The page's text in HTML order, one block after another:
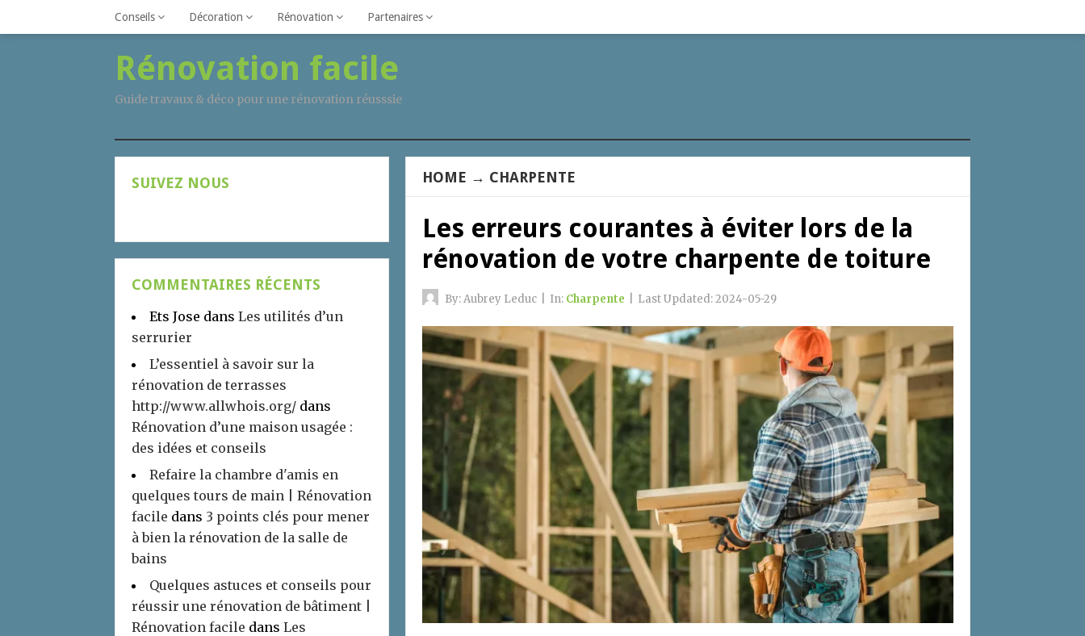
Conseils Décoration Rénovation Partenaires
Rénovation facile
Guide travaux & déco pour une rénovation réusssie
HOME → CHARPENTE
Les erreurs courantes à éviter lors de la
rénovation de votre charpente de toiture
By:Aubrey Leduc In: Charpente Last Updated:2024-05-29
SUIVEZ NOUS
COMMENTAIRES RÉCENTS
Ets Jose dans Les utilités d’un
serrurier
L’essentiel à savoir sur la
rénovation de terrasses
http://www.allwhois.org/ dans
Rénovation d’une maison usagée :
des idées et conseils
Refaire la chambre d'amis en
quelques tours de main | Rénovation
facile dans 3 points clés pour mener
à bien la rénovation de la salle de
bains
Quelques astuces et conseils pour
réussir une rénovation de bâtiment |
Rénovation facile dans Les